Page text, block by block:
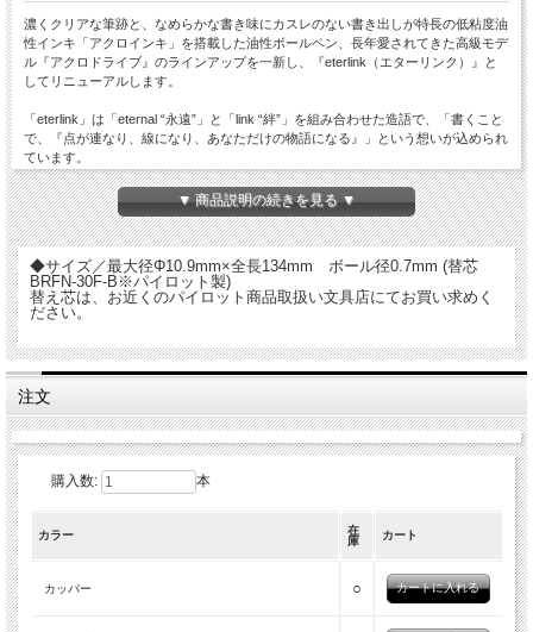
濃くクリアな筆跡と、なめらかな書き味にカスレのない書き出しが特長の低粘度油
性インキ「アクロインキ」を搭載した油性ボールペン、長年愛されてきた高級モデ
ル『アクロドライブ』のラインアップを一新し、『eterlink（エターリンク）』と
してリニューアルします。
「eterlink」は「eternal “永遠”」と「link “絆”」を組み合わせた造語で、「書くこと
で、『点が連なり、線になり、あなただけの物語になる』」という想いが込められ
ています。
ボディにはペンマークと「Keio University」の文字が刻まれ、すべて黒インクで、
ビジネスシーンから日常使いまで幅広く活躍します。
と比べ、約1/5のインキ粘度に調整されています。潤滑剤を配合することで、ペン
先のボールの摩擦抵抗を低減し、スムーズな回転とともに、なめらかな筆記感と濃
く鮮やかな筆跡を実現しました。
名入れはこちらから。
▼ 商品説明の続きを見る ▼
◆サイズ／最大径Φ10.9mm×全長134mm ボール径0.7mm (替芯
BRFN-30F-B※パイロット製)
替え芯は、お近くのパイロット商品取扱い文具店にてお買い求めく
ださい。
注文
購入数: 本
カラー
在
庫
カート
カッパー ○